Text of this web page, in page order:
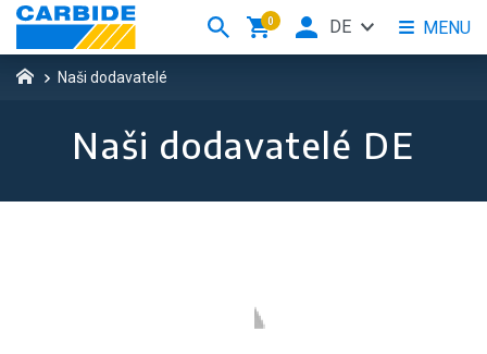
Naši dodavatelé
Naši dodavatelé DE
0 MENU
DE